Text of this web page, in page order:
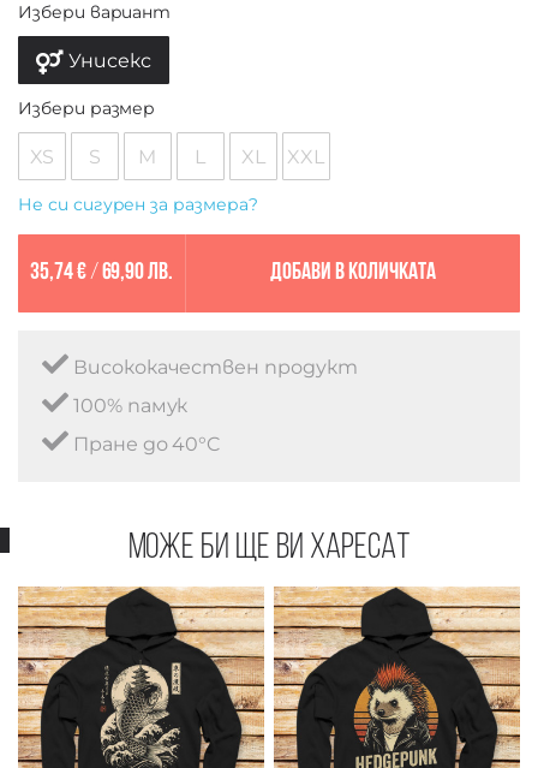
Избери вариант
Унисекс
Избери размер
XS S M L XL XXL
Не си сигурен за размера?
35,74 €/ 69,90 лв. Добави в количката
Висококачествен продукт
100% памук
Пране до 40°C
Може би ще ви харесат